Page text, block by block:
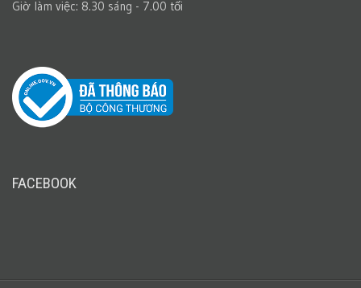
Giờ làm việc: 8.30 sáng - 7.00 tối
FACEBOOK